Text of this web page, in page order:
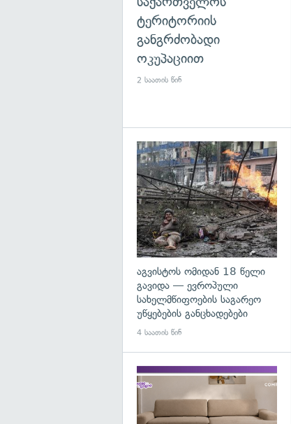
ტერიტორიის
განგრძობადი
ოკუპაციით
2 საათის წინ
აგვისტოს ომიდან 18 წელი
გავიდა — ევროპული
სახელმწიფოების საგარეო
უწყებების განცხადებები
4 საათის წინ